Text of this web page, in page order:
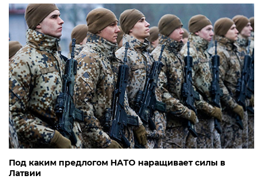
Под каким предлогом НАТО наращивает силы в
Латвии